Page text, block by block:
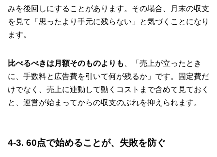
みを後回しにすることがあります。その場合、月末の収支
を見て「思ったより手元に残らない」と気づくことになり
ます。
比べるべきは月額そのものよりも
、「売上が立ったとき
に、手数料と広告費を引いて何が残るか」です。固定費だ
けでなく、売上に連動して動くコストまで含めて見ておく
と、運営が始まってからの収支のぶれを抑えられます。
4-3. 60点で始めることが、失敗を防ぐ